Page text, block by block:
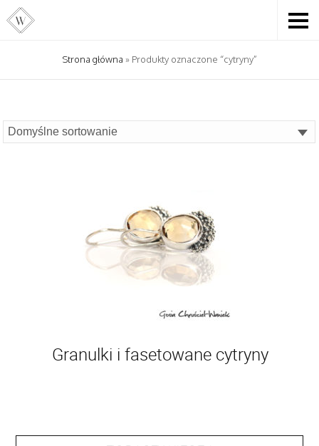
Strona główna » Produkty oznaczone “cytryny”
Granulki i fasetowane cytryny